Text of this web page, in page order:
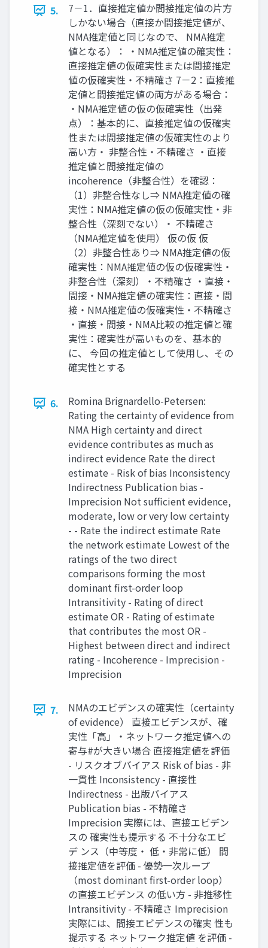
5.
7－1．直接推定値か間接推定値の片方
しかない場合（直接か間接推定値が、
NMA推定値と同じなので、 NMA推定
値となる）： ・NMA推定値の確実性：
直接推定値の仮確実性または間接推定
値の仮確実性・不精確さ 7－2：直接推
定値と間接推定値の両方がある場合：
・NMA推定値の仮の仮確実性（出発
点）：基本的に、直接推定値の仮確実
性または間接推定値の仮確実性のより
高い方・ 非整合性・不精確さ ・直接
推定値と間接推定値の
incoherence（非整合性）を確認：
（1）非整合性なし⇒ NMA推定値の確
実性：NMA推定値の仮の仮確実性・非
整合性（深刻でない）・ 不精確さ
（NMA推定値を使用） 仮の仮 仮
（2）非整合性あり⇒ NMA推定値の仮
確実性：NMA推定値の仮の仮確実性・
非整合性（深刻）・不精確さ ・直接・
間接・NMA推定値の確実性：直接・間
接・NMA推定値の仮確実性・不精確さ
・直接・間接・NMA比較の推定値と確
実性：確実性が高いものを、基本的
に、 今回の推定値として使用し、その
確実性とする
6.
Romina Brignardello-Petersen:
Rating the certainty of evidence from
NMA High certainty and direct
evidence contributes as much as
indirect evidence Rate the direct
estimate - Risk of bias Inconsistency
Indirectness Publication bias -
Imprecision Not sufficient evidence,
moderate, low or very low certainty
- - Rate the indirect estimate Rate
the network estimate Lowest of the
ratings of the two direct
comparisons forming the most
dominant first-order loop
Intransitivity - Rating of direct
estimate OR - Rating of estimate
that contributes the most OR -
Highest between direct and indirect
rating - Incoherence - Imprecision -
Imprecision
7.
NMAのエビデンスの確実性（certainty
of evidence） 直接エビデンスが、確
実性「高」・ネットワーク推定値への
寄与#が大きい場合 直接推定値を評価
- リスクオブバイアス Risk of bias - 非
一貫性 Inconsistency - 直接性
Indirectness - 出版バイアス
Publication bias - 不精確さ
Imprecision 実際には、直接エビデン
スの 確実性も提示する 不十分なエビ
デ ンス（中等度・ 低・非常に低） 間
接推定値を評価 - 優勢一次ループ
（most dominant first-order loop）
の直接エビデンス の低い方 - 非推移性
Intransitivity - 不精確さ Imprecision
実際には、間接エビデンスの確実 性も
提示する ネットワーク推定値 を評価 -